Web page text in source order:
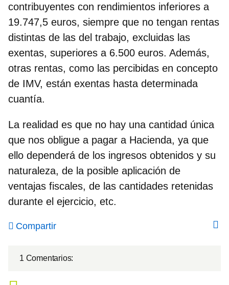
contribuyentes con rendimientos inferiores a
19.747,5 euros, siempre que no tengan rentas
distintas de las del trabajo, excluidas las
exentas, superiores a 6.500 euros. Además,
otras rentas, como las percibidas en concepto
de IMV, están exentas hasta determinada
cuantía.
La realidad es que no hay una cantidad única
que nos obligue a pagar a Hacienda, ya que
ello dependerá de los ingresos obtenidos y su
naturaleza, de la posible aplicación de
ventajas fiscales, de las cantidades retenidas
durante el ejercicio, etc.
Compartir
1 Comentarios: